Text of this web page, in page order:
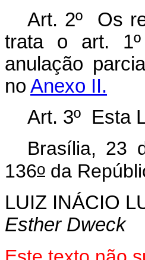
Art. 2º Os
trata o art.
anulação
no Anexo II.
Art. 3º Esta
Brasília, 23
136o da
LUIZ INÁCIO
Esther Dweck